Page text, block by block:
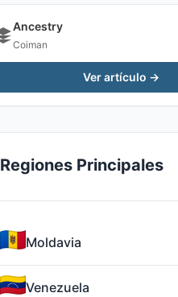
Ancestry
Coiman
Ver artículo →
Regiones Principales
Moldavia
Venezuela